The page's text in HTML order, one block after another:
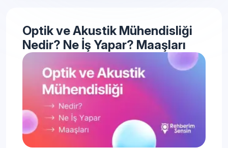
Optik ve Akustik Mühendisliği
Nedir? Ne İş Yapar? Maaşları